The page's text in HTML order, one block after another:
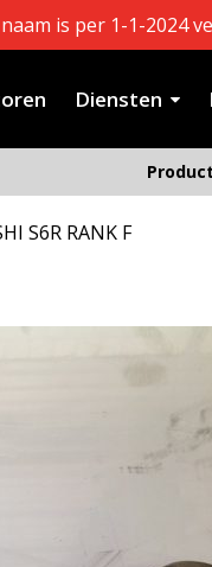
is per 1-1-2024
Diensten
S6R RANK F